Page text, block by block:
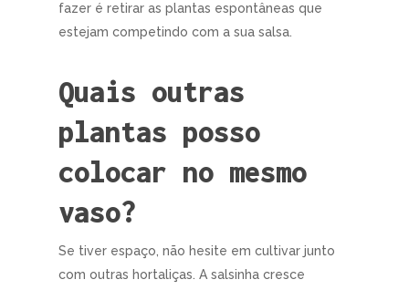
fazer é retirar as plantas espontâneas que
estejam competindo com a sua salsa.
Quais outras
plantas posso
colocar no mesmo
vaso?
Se tiver espaço, não hesite em cultivar junto
com outras hortaliças. A salsinha cresce